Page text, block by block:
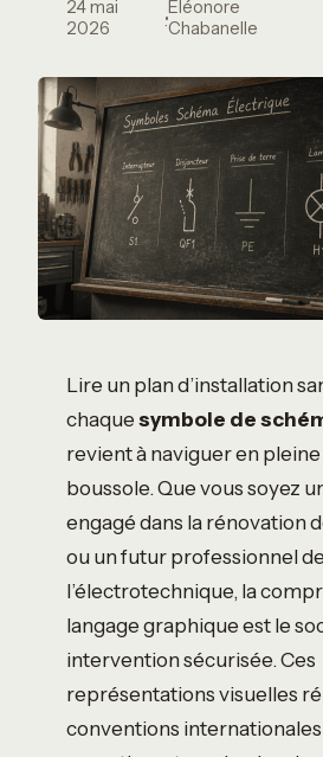
24 mai
2026
·
Éléonore
Chabanelle
Lire un plan d’installation
chaquesymbole de
revient à naviguer en
boussole. Que vous soyez
engagé dans la rénovation
ou un futur professionnel de
l’électrotechnique, la
langage graphique est le
intervention sécurisée. Ces
représentations visuelles
conventions